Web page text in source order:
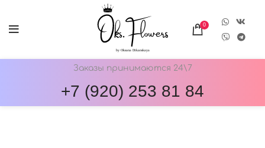
0
Заказы принимаются 24\7
+7 (920) 253 81 84